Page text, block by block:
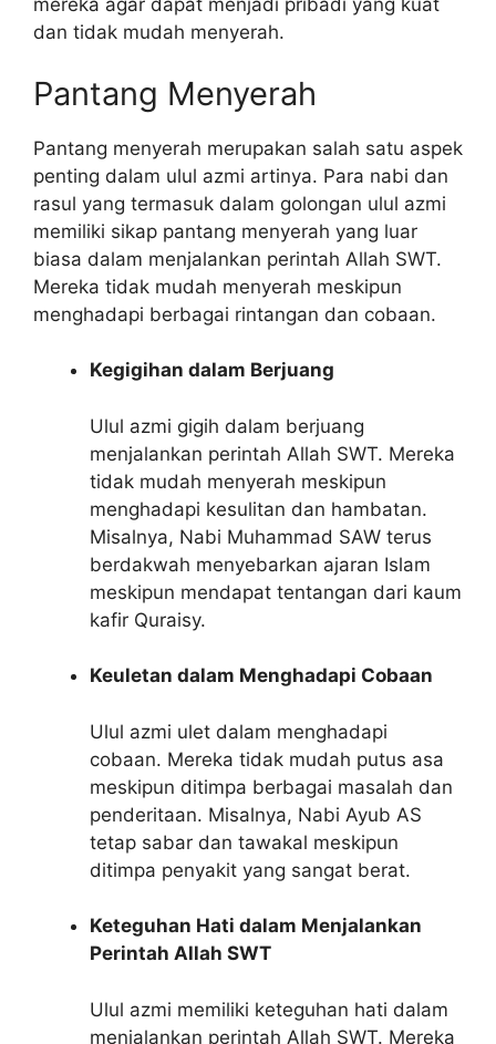
mereka agar dapat menjadi pribadi yang kuat
dan tidak mudah menyerah.
Pantang Menyerah
Pantang menyerah merupakan salah satu aspek
penting dalam ulul azmi artinya. Para nabi dan
rasul yang termasuk dalam golongan ulul azmi
memiliki sikap pantang menyerah yang luar
biasa dalam menjalankan perintah Allah SWT.
Mereka tidak mudah menyerah meskipun
menghadapi berbagai rintangan dan cobaan.
Kegigihan dalam Berjuang
Ulul azmi gigih dalam berjuang
menjalankan perintah Allah SWT. Mereka
tidak mudah menyerah meskipun
menghadapi kesulitan dan hambatan.
Misalnya, Nabi Muhammad SAW terus
berdakwah menyebarkan ajaran Islam
meskipun mendapat tentangan dari kaum
kafir Quraisy.
Keuletan dalam Menghadapi Cobaan
Ulul azmi ulet dalam menghadapi
cobaan. Mereka tidak mudah putus asa
meskipun ditimpa berbagai masalah dan
penderitaan. Misalnya, Nabi Ayub AS
tetap sabar dan tawakal meskipun
ditimpa penyakit yang sangat berat.
Keteguhan Hati dalam Menjalankan
Perintah Allah SWT
Ulul azmi memiliki keteguhan hati dalam
menjalankan perintah Allah SWT. Mereka